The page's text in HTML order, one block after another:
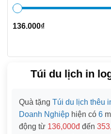
136.000₫
Túi du lịch in
Quà tặng Túi du lịch thêu
Doanh Nghiệp hiện có 6
động từ 136,000đ đến